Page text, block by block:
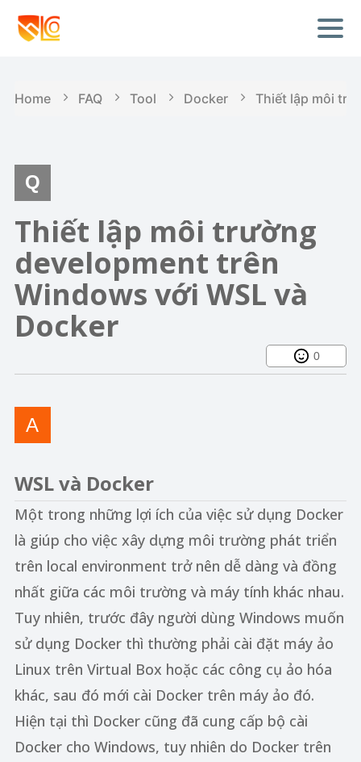
Home FAQ Tool Docker Thiết lập môi
Thiết lập môi trường
development trên
Windows với WSL và
Docker
0
WSL và Docker
Một trong những lợi ích của việc sử dụng Docker
là giúp cho việc xây dựng môi trường phát triển
trên local environment trở nên dễ dàng và đồng
nhất giữa các môi trường và máy tính khác nhau.
Tuy nhiên, trước đây người dùng Windows muốn
sử dụng Docker thì thường phải cài đặt máy ảo
Linux trên Virtual Box hoặc các công cụ ảo hóa
khác, sau đó mới cài Docker trên máy ảo đó.
Hiện tại thì Docker cũng đã cung cấp bộ cài
Docker cho Windows, tuy nhiên do Docker trên